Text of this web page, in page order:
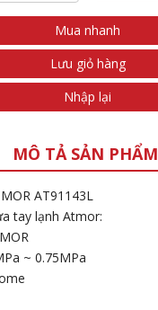
Mua nhanh
Lưu giỏ hàng
Nhập lại
MÔ TẢ SẢN PHẨM
AT91143L
tay lạnh Atmor:
~ 0.75MPa